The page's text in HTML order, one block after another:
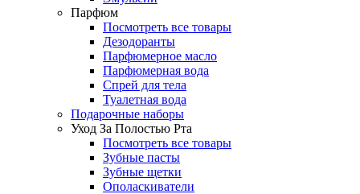
Парфюм
Посмотреть все товары
Дезодоранты
Парфюмерное масло
Парфюмерная вода
Спрей для тела
Туалетная вода
Подарочные наборы
Уход За Полостью Рта
Посмотреть все товары
Зубные пасты
Зубные щетки
Ополаскиватели